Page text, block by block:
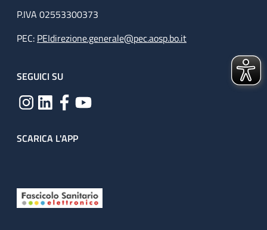
P.IVA 02553300373
PEC: PEIdirezione.generale@pec.aosp.bo.it
SEGUICI SU
SCARICA L'APP